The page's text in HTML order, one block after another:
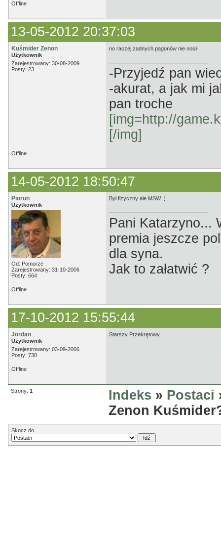
Offline
13-05-2012 20:37:03
Kuśmider Zenon
Użytkownik
Zarejestrowany: 30-08-2009
Posty: 23
no raczej żadnych pagonów nie nosił.
-Przyjedź pan
-akurat, a jak mi
pan troche
[img=http://
[/img]
Offline
14-05-2012 18:50:47
Piorun
Użytkownik
Od: Pomorze
Zarejestrowany: 31-10-2006
Posty: 664
Był fizyczny ale MSW :)
Pani Katarzyno...
premia jeszcze
dla syna.
Jak to załatwić ?
Offline
17-10-2012 15:55:44
Jordan
Użytkownik
Zarejestrowany: 03-09-2006
Posty: 730
Starszy Przekrętowy
Offline
Strony: 1 Indeks » Postaci
Zenon
Skocz do